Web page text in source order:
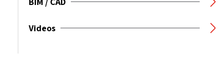
Videos